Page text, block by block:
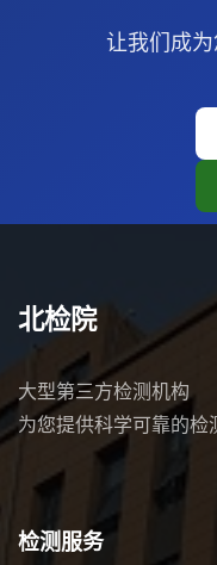
让我们成
北检院
大型第三方检测机构
为您提供科学可靠的检
检测服务